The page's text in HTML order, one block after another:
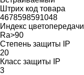
Штрих код товара
4678598591048
Индекс цветопередачи
Ra>90
Степень защиты IP
20
Класс защиты IP
3